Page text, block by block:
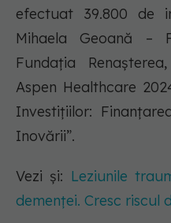
efectuat 39.800 de
Mihaela Geoană –
Fundația
Aspen Healthcare
Investițiilor:
Inovării”.
Vezi și: Leziunile
demenței. Cresc riscul